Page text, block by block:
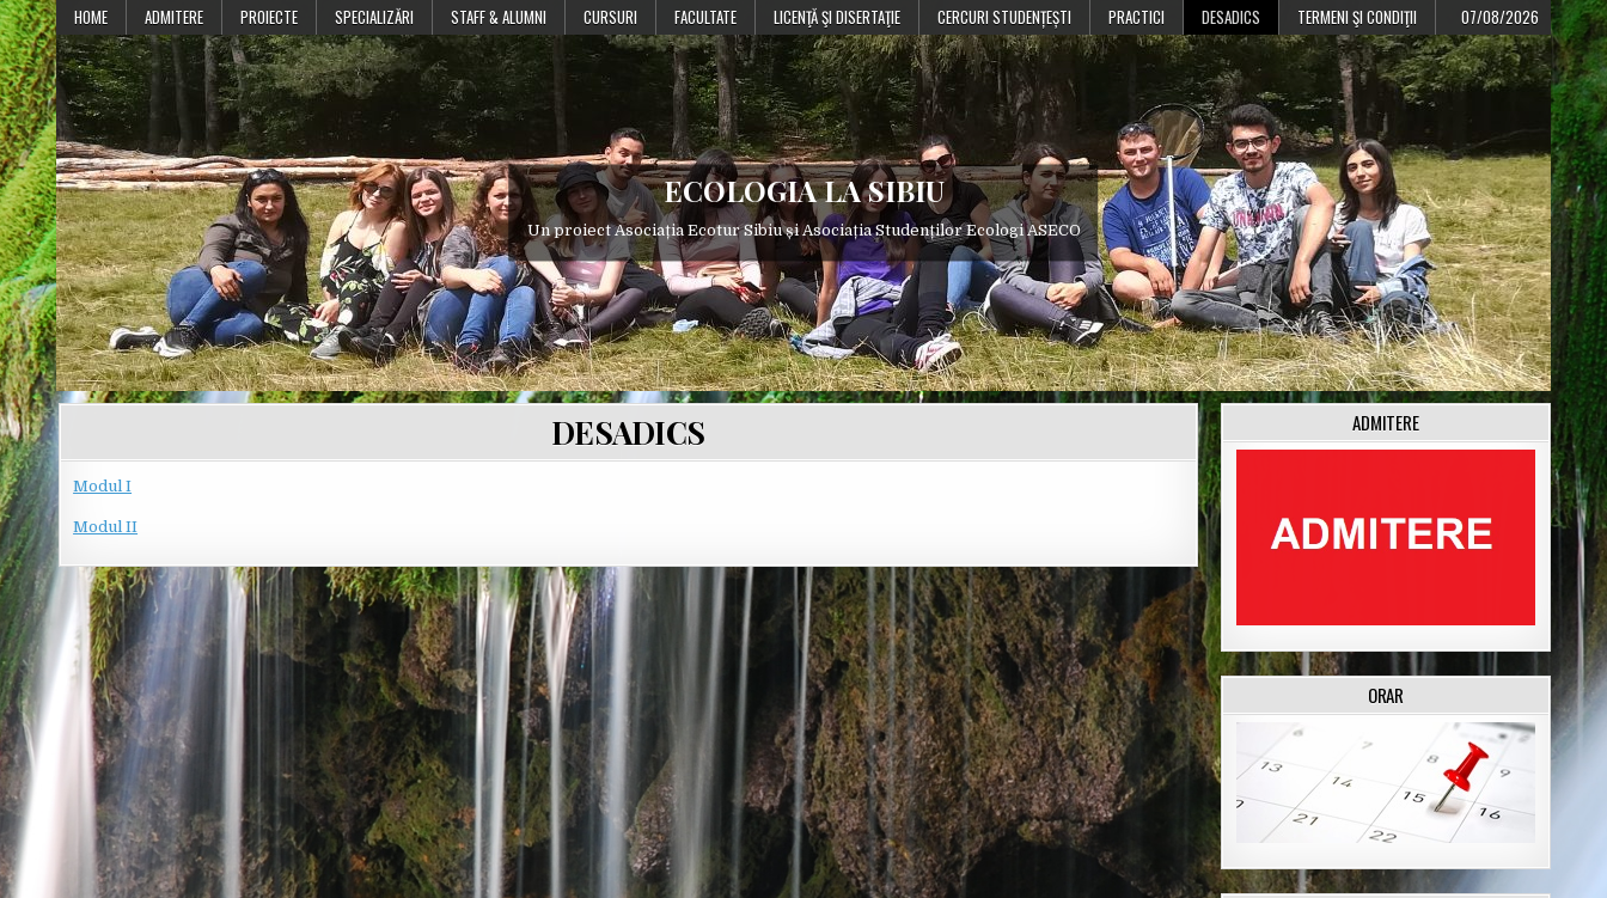
Skip
to
content
HOME ADMITERE PROIECTE SPECIALIZĂRI STAFF & ALUMNI CURSURI FACULTATE LICENŢĂ ŞI DISERTAŢIE CERCURI STUDENȚEȘTI PRACTICI DESADICS TERMENI ŞI CONDIŢII 07/08/2026
ECOLOGIA LA SIBIU
Un proiect Asociația Ecotur Sibiu și Asociația Studenților Ecologi ASECO
DESADICS
Modul I
Modul II
ADMITERE
ORAR